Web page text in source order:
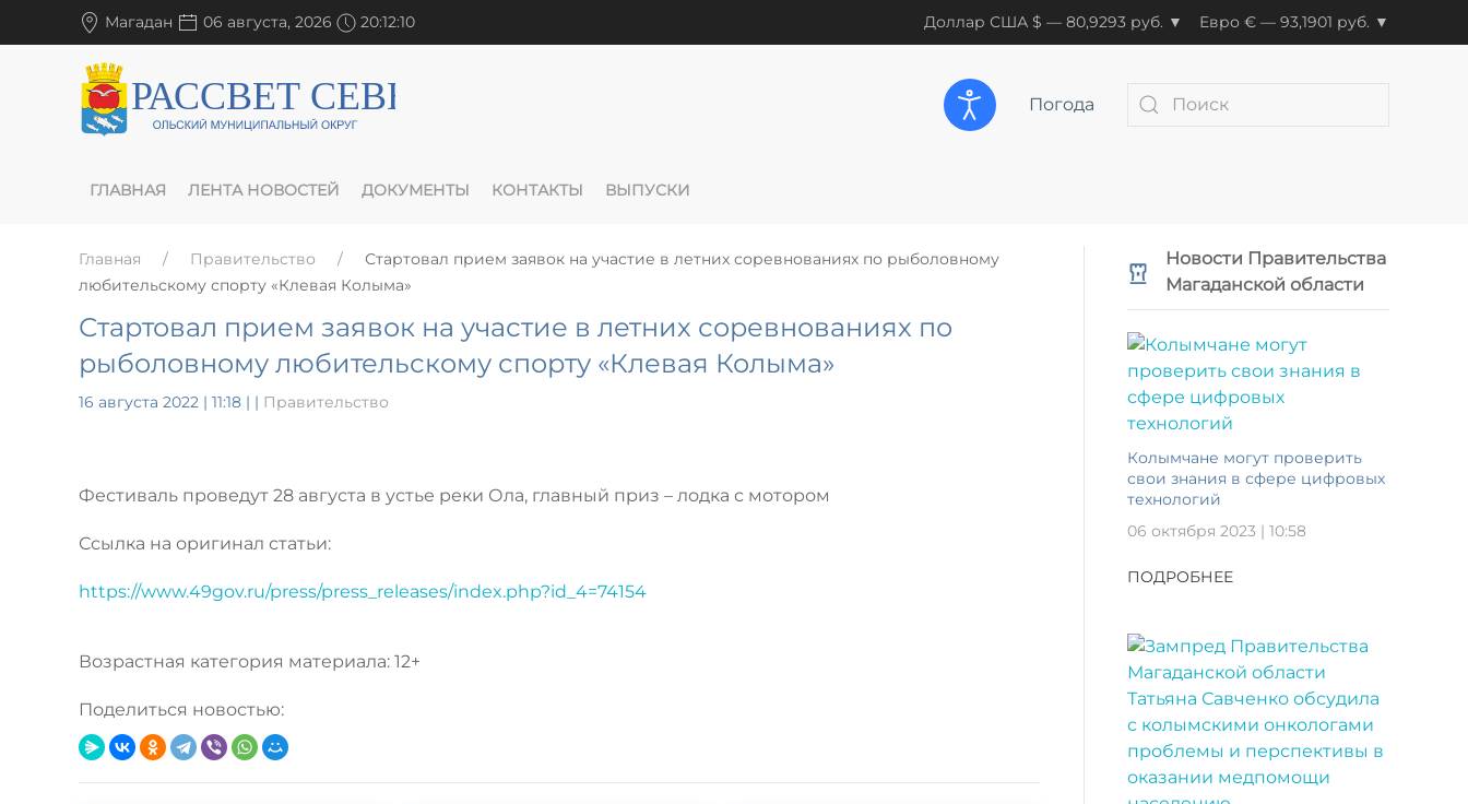
Магадан 06 августа, 2026 20:12:11 Доллар США $ — 80,9293 руб. ▼ Евро € — 93,1901 руб. ▼
Погода
ГЛАВНАЯ ЛЕНТА НОВОСТЕЙ ДОКУМЕНТЫ КОНТАКТЫ ВЫПУСКИ
Главная Правительство
Стартовал прием заявок на участие в летних соревнованиях по рыболовному
любительскому спорту «Клевая Колыма»
Стартовал прием заявок на участие в летних соревнованиях по
рыболовному любительскому спорту «Клевая Колыма»
16 августа 2022 | 11:18 | | Правительство
Фестиваль проведут 28 августа в устье реки Ола, главный приз – лодка с мотором
Ссылка на оригинал статьи:
https://www.49gov.ru/press/press_releases/index.php?id_4=74154
Возрастная категория материала: 12+
Поделиться новостью:
Новости Правительства
Магаданской области
Колымчане могут проверить
свои знания в сфере цифровых
технологий
06 октября 2023 | 10:58
ПОДРОБНЕЕ